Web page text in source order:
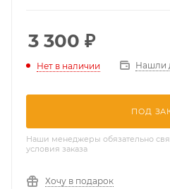
3 300 ₽
Нет в наличии Нашли
ПОД
Наши менеджеры обязательно
условия заказа
Хочу в подарок